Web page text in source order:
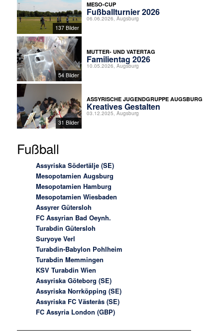
137 Bilder
MESO-CUP
Fußballturnier 2026
06.06.2026, Augsburg
54 Bilder
MUTTER- UND VATERTAG
Familientag 2026
10.05.2026, Augsburg
31 Bilder
ASSYRISCHE JUGENDGRUPPE AUGSBURG
Kreatives Gestalten
03.12.2025, Augsburg
Fußball
Assyriska Södertälje (SE)
Mesopotamien Augsburg
Mesopotamien Hamburg
Mesopotamien Wiesbaden
Assyrer Gütersloh
FC Assyrian Bad Oeynh.
Turabdin Gütersloh
Suryoye Verl
Turabdin-Babylon Pohlheim
Turabdin Memmingen
KSV Turabdin Wien
Assyriska Göteborg (SE)
Assyriska Norrköpping (SE)
Assyriska FC Västerås (SE)
FC Assyria London (GBP)